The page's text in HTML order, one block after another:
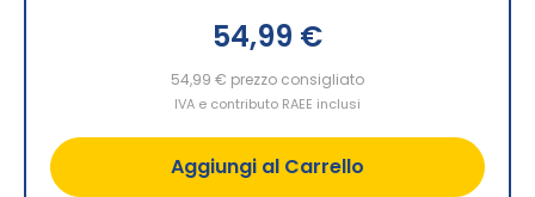
54,99 €
54,99 € prezzo consigliato
IVA e contributo RAEE inclusi
Aggiungi al Carrello